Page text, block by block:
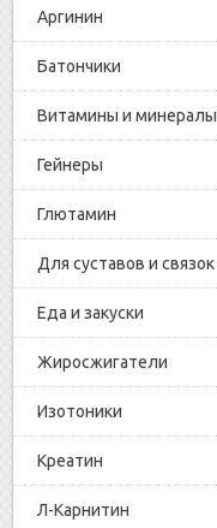
Аргинин
Батончики
Витамины и минералы
Гейнеры
Глютамин
Для суставов и связок
Еда и закуски
Жиросжигатели
Изотоники
Креатин
Л-Карнитин